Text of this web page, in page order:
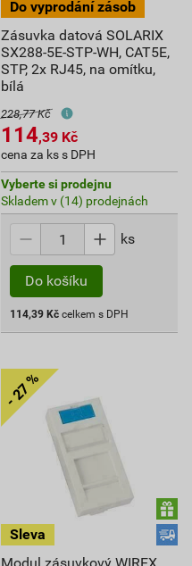
Zásuvka datová SOLARIX
SX288-5E-STP-WH, CAT5E,
STP, 2x RJ45, na omítku,
bílá
228,77 Kč
114,39 Kč
cena za ks s DPH
Vyberte si prodejnu
Skladem v (14) prodejnách
ks
Do košíku
114,39 Kč celkem s DPH